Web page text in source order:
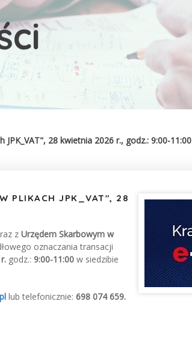
28 kwietnia 2026 r., godz.: 9:00-11:00
PLIKACH JPK_VAT", 28
z Urzędem Skarbowym w
oznaczania transacji
godz.: 9:00-11:00 w siedzibie
lub telefonicznie: 698 074 659.